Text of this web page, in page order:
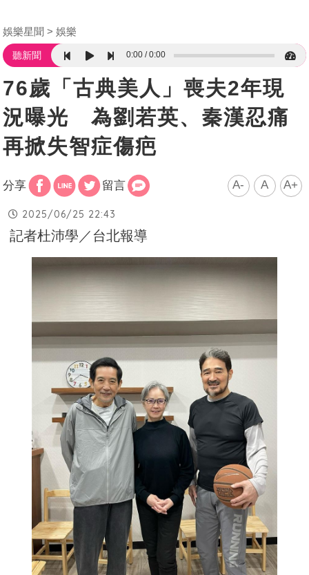
娛樂星聞 娛樂
聽新聞 0:00 0:00
76歲「古典美人」喪夫2年現
況曝光 為劉若英、秦漢忍痛
再掀失智症傷疤
分享 留言 A- A A+
2025/06/25 22:43
記者杜沛學／台北報導